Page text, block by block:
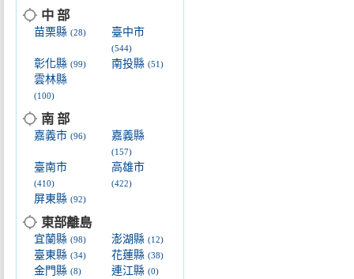
location_searching 中 部
苗栗縣 (28) 臺中市
(544)
彰化縣 (99) 南投縣(51)
雲林縣
(100)
location_searching 南 部
嘉義市 (96) 嘉義縣
(157)
臺南市
(410)
高雄市
(422)
屏東縣 (92)
location_searching 東部離島
宜蘭縣 (98) 澎湖縣(12)
臺東縣 (34) 花蓮縣(38)
金門縣 (8) 連江縣(0)